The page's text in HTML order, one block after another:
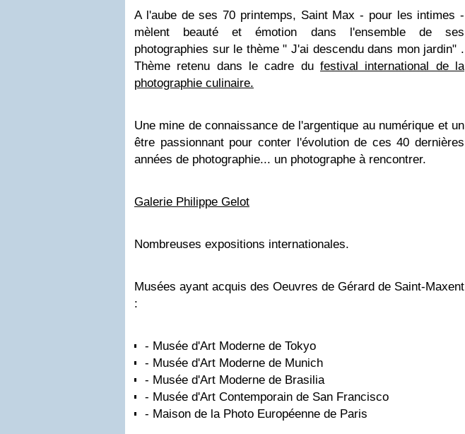
A l'aube de ses 70 printemps, Saint Max - pour les intimes -
mèlent beauté et émotion dans l'ensemble de ses
photographies sur le thème " J'ai descendu dans mon jardin" .
Thème retenu dans le cadre du festival international de la
photographie culinaire.
Une mine de connaissance de l'argentique au numérique et un
être passionnant pour conter l'évolution de ces 40 dernières
années de photographie... un photographe à rencontrer.
Galerie Philippe Gelot
Nombreuses expositions internationales.
Musées ayant acquis des Oeuvres de Gérard de Saint-Maxent
:
- Musée d'Art Moderne de Tokyo
- Musée d'Art Moderne de Munich
- Musée d'Art Moderne de Brasilia
- Musée d'Art Contemporain de San Francisco
- Maison de la Photo Européenne de Paris